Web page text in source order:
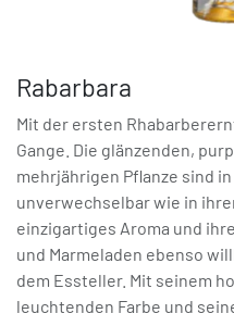
Rabarbara
Mit der ersten
Gange. Die glänzenden,
mehrjährigen Pflanze sind
unverwechselbar wie in
einzigartiges Aroma und
und Marmeladen ebenso
dem Essteller. Mit seinem
leuchtenden Farbe und